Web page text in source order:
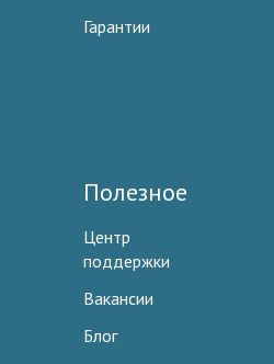
Гарантии
Полезное
Центр
поддержки
Вакансии
Блог